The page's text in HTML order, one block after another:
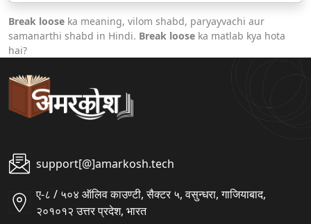
Break loose ka meaning, vilom shabd, paryayvachi aur
samanarthi shabd in Hindi. Break loose ka matlab kya hota
hai?
support[@]amarkosh.tech
ए-८ / ५०४ ऑलिव काउण्टी, सैक्टर ५, वसुन्धरा, गाजियाबाद,
२०१०१२ उत्तर प्रदेश, भारत